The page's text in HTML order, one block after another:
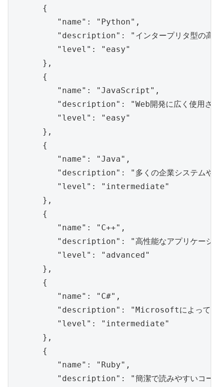
      {
         "name": "Python",
"description": "インタープリタ型の高水
         "level": "easy"
      },
      {
         "name": "JavaScript",
"description": "Web開発に広く使用され
         "level": "easy"
      },
      {
         "name": "Java",
"description": "多くの企業システムや
         "level": "intermediate"
      },
      {
         "name": "C++",
"description": "高性能なアプリケーショ
         "level": "advanced"
      },
      {
         "name": "C#",
"description": "Microsoftによって開発
         "level": "intermediate"
      },
      {
         "name": "Ruby",
"description": "簡潔で読みやすいコード